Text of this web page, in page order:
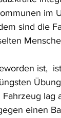
im
sind die
ist,
einen